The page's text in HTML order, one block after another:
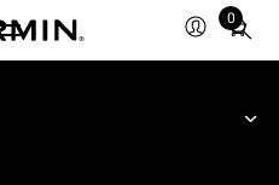
0
Total